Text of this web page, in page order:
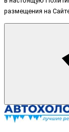
размещения на